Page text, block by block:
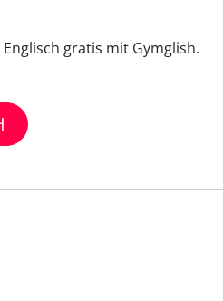
Englisch gratis mit Gymglish.